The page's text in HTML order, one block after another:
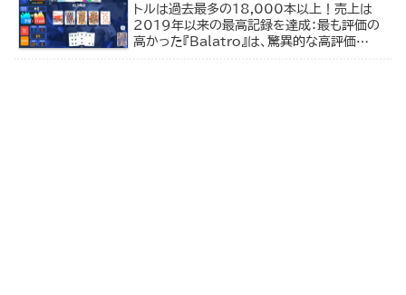
トルは過去最多の18,000本以上！売上は
2019年以来の最高記録を達成：最も評価の
高かった『Balatro』は、驚異的な高評価